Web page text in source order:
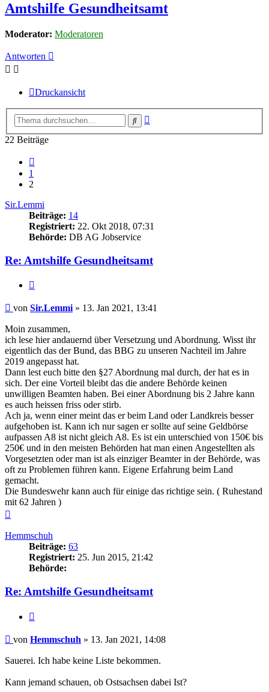
Amtshilfe Gesundheitsamt
Moderator: Moderatoren
Antworten
Druckansicht
Suche
22 Beiträge
1
2
Sir.Lemmi
Beiträge: 14
Registriert: 22. Okt 2018, 07:31
Behörde: DB AG Jobservice
Re: Amtshilfe Gesundheitsamt
Beitrag
von Sir.Lemmi » 13. Jan 2021, 13:41
Moin zusammen,
ich lese hier andauernd über Versetzung und Abordnung. Wisst ihr
eigentlich das der Bund, das BBG zu unseren Nachteil im Jahre
2019 angepasst hat.
Dann lest euch bitte den §27 Abordnung mal durch, der hat es in
sich. Der eine Vorteil bleibt das die andere Behörde keinen
unwilligen Beamten haben. Bei einer Abordnung bis 2 Jahre kann
es auch heissen friss oder stirb.
Ach ja, wenn einer meint das er beim Land oder Landkreis besser
aufgehoben ist. Kann ich nur sagen er sollte auf seine Geldbörse
aufpassen A8 ist nicht gleich A8. Es ist ein unterschied von 150€ bis
250€ und in den meisten Behörden hat man einen Angestellten als
Vorgesetzten oder man ist als einziger Beamter in der Behörde, was
oft zu Problemen führen kann. Eigene Erfahrung beim Land
gemacht.
Die Bundeswehr kann auch für einige das richtige sein. ( Ruhestand
mit 62 Jahren )
Hemmschuh
Beiträge: 63
Registriert: 25. Jun 2015, 21:42
Behörde:
Re: Amtshilfe Gesundheitsamt
Beitrag
von Hemmschuh » 13. Jan 2021, 14:08
Sauerei. Ich habe keine Liste bekommen.
Kann jemand schauen, ob Ostsachsen dabei Ist?